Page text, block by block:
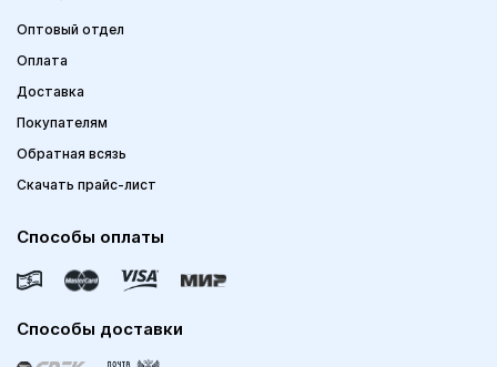
Оптовый отдел
Оплата
Доставка
Покупателям
Обратная всязь
Скачать прайс-лист
Способы оплаты
Способы доставки